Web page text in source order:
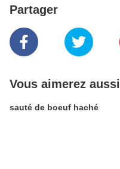
Partager
Vous aimerez aussi
sauté de boeuf haché